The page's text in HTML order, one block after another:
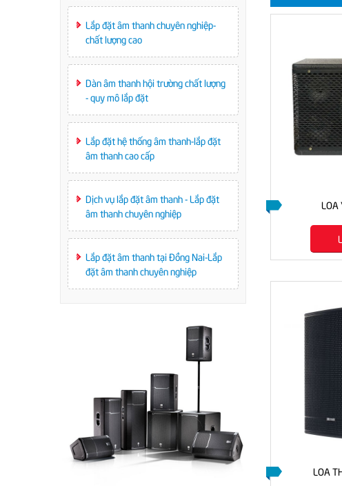
LOA KIỂM ÂM INTER-M CMM-15K
LIÊN HỆ
LOA
LOA
Lắp đặt âm thanh chuyên nghiệp-
chất lượng cao
Dàn âm thanh hội trường chất lượng
- quy mô lắp đặt
Lắp đặt hệ thống âm thanh-lắp đặt
âm thanh cao cấp
Dịch vụ lắp đặt âm thanh - Lắp đặt
âm thanh chuyên nghiệp
Lắp đặt âm thanh tại Đồng Nai-Lắp
đặt âm thanh chuyên nghiệp